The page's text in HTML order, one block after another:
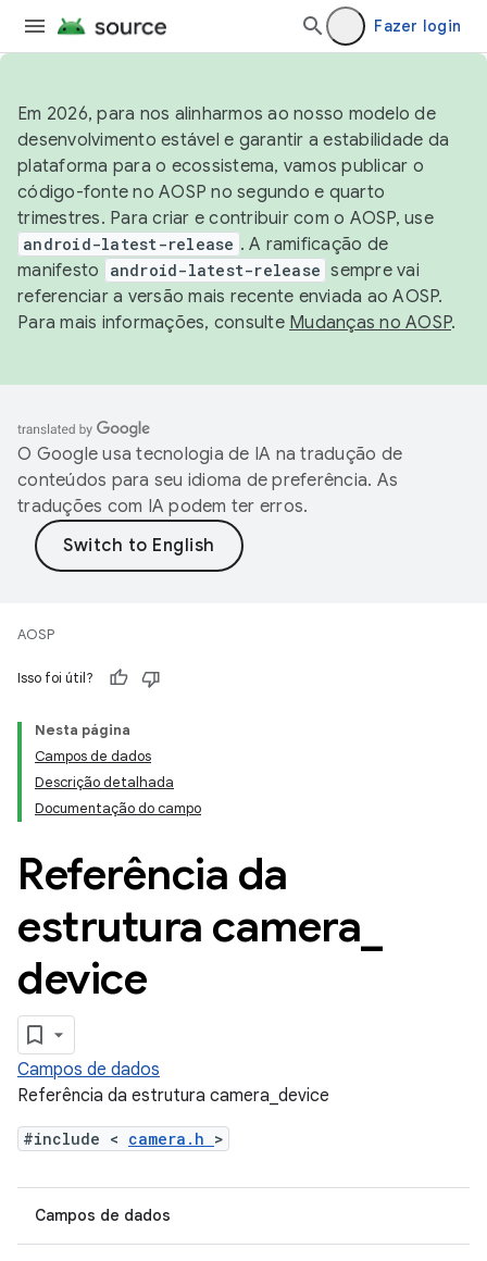
Fazer login
Em 2026, para nos alinharmos ao nosso modelo de
desenvolvimento estável e garantir a estabilidade da
plataforma para o ecossistema, vamos publicar o
código-fonte no AOSP no segundo e quarto
trimestres. Para criar e contribuir com o AOSP, use
android-latest-release . A ramificação de
manifesto
android-latest-release sempre vai
referenciar a versão mais recente enviada ao AOSP.
Para mais informações, consulte Mudanças no AOSP.
O Google usa tecnologia de IA na tradução de
conteúdos para seu idioma de preferência. As
traduções com IA podem ter erros.
AOSP
Isso foi útil?
Nesta página
Campos de dados
Descrição detalhada
Documentação do campo
Referência da
estrutura camera
device
Campos de dados
Referência da estrutura camera_device
#include < camera.h >
Campos de dados